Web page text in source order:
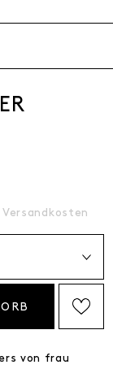
Versandkosten
von frau